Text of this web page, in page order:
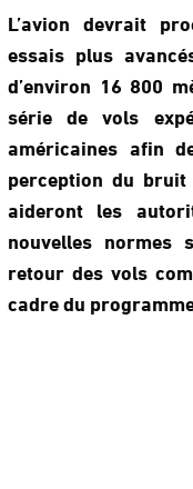
L’avion devrait
essais plus
d’environ 16 800
série de vols
américaines afin
perception du
aideront les
nouvelles normes
retour des vols
cadre du